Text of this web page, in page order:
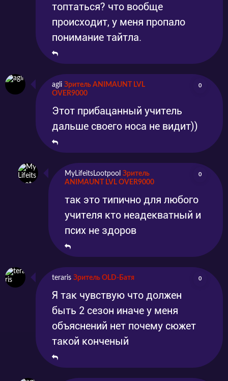
топтаться? что вообще
происходит, у меня пропало
понимание тайтла.
agli Зритель ANIMAUNT LVL
OVER9000
0
Этот прибацанный учитель
дальше своего носа не видит))
MyLifeitsLootpool Зритель
ANIMAUNT LVL OVER9000
0
так это типично для любого
учителя кто неадекватный и
псих не здоров
teraris Зритель OLD-Батя 0
Я так чувствую что должен
быть 2 сезон иначе у меня
объяснений нет почему сюжет
такой конченый